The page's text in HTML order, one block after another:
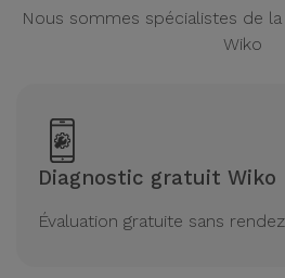
Nous sommes spécialistes de
Wiko
Diagnostic gratuit Wiko
Évaluation gratuite sans